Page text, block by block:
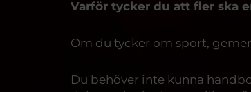
Varför tycker du att fler ska
Om du tycker om sport,
Du behöver inte kunna